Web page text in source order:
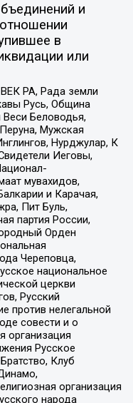
и
в
или
РА, Рада земли
Русь, Община
Беловодья,
Мужская
Нурджулар, К
Иеговы,
мувахидов,
и Карачая,
Пит Буль,
партия России,
Орден
Череповца,
национальное
церкви
Русский
против нелегальной
совести и о
организация
Русское
Клуб
организация
народа